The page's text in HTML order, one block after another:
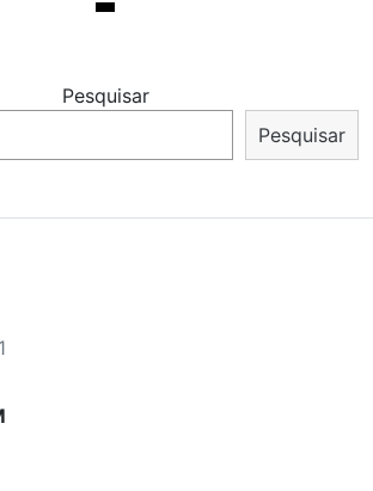
Pesquisar
Pesquisar